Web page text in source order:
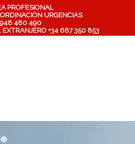
PROFESIONAL
URGENCIAS
948 480 490
EXTRANJERO +34 687 350 853